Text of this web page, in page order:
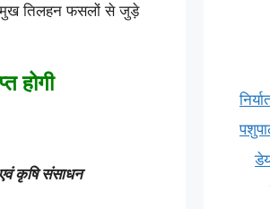
तिलहन फसलों से जुड़े
होगी
कृषि संसाधन